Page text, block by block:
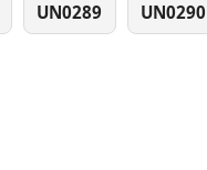
UN0289 UN0290